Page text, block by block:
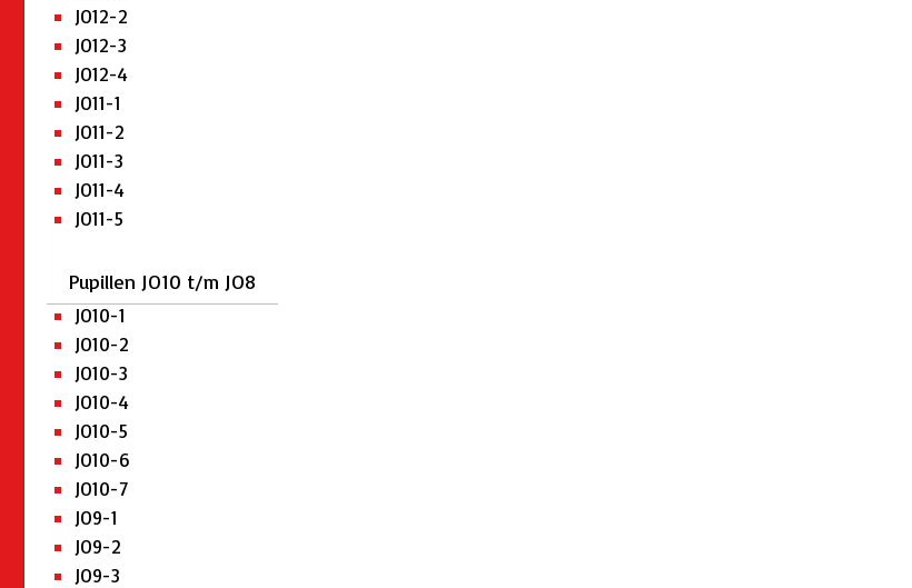
JO12-2
JO12-3
JO12-4
JO11-1
JO11-2
JO11-3
JO11-4
JO11-5
Pupillen JO10 t/m JO8
JO10-1
JO10-2
JO10-3
JO10-4
JO10-5
JO10-6
JO10-7
JO9-1
JO9-2
JO9-3